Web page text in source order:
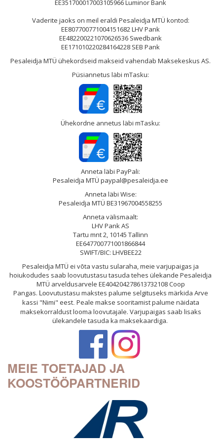
EE351700017003105966 Luminor Bank
Vaderite jaoks on meil eraldi Pesaleidja MTÜ kontod:
EE807700771004151682 LHV Pank
EE482200221070626536 Swedbank
EE171010220284164228 SEB Pank
Pesaleidja MTÜ ühekordseid makseid vahendab Maksekeskus AS.
Püsiannetus läbi mTasku:
Ühekordne annetus läbi mTasku:
Anneta läbi PayPali:
Pesaleidja MTÜ paypal@pesaleidja.ee
Anneta läbi Wise:
Pesaleidja MTÜ BE31967004558255
Anneta välismaalt:
LHV Pank AS
Tartu mnt 2, 10145 Tallinn
EE647700771001866844
SWIFT/BIC: LHVBEE22
Pesaleidja MTÜ ei võta vastu sularaha, meie varjupaigas ja
hoiukodudes saab loovutustasu tasuda tehes ülekande Pesaleidja
MTÜ arveldusarvele EE404204278613732108 Coop
Pangas. Loovutustasu makstes palume selgituseks märkida Arve
kassi "Nimi" eest. Peale makse sooritamist palume näidata
maksekorraldust looma loovutajale. Varjupaigas saab lisaks
ülekandele tasuda ka maksekaardiga.
MEIE TOETAJAD JA
KOOSTÖÖPARTNERID